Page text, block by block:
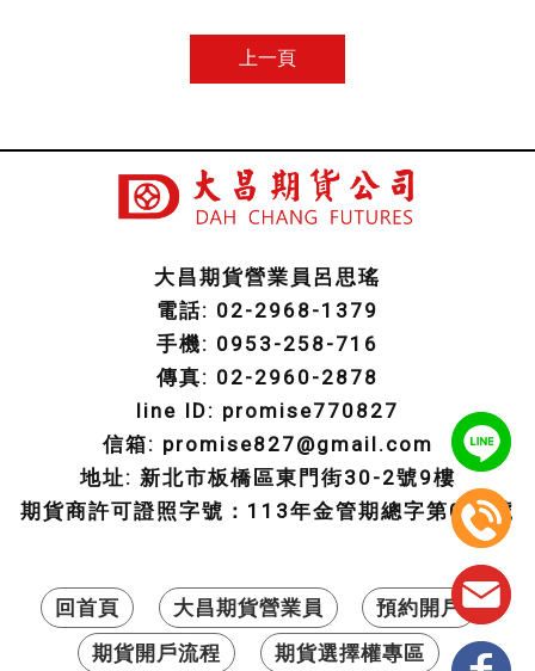
上一頁
大昌期貨營業員呂思瑤
電話: 02-2968-1379
手機: 0953-258-716
傳真: 02-2960-2878
line ID: promise770827
信箱: promise827@gmail.com
地址: 新北市板橋區東門街30-2號9樓
期貨商許可證照字號：113年金管期總字第003號
回首頁 大昌期貨營業員
預約開戶
期貨開戶流程
期貨選擇權專區